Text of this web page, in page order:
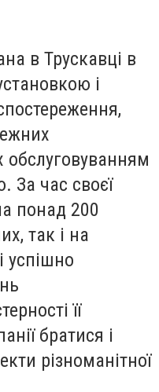
в Трускавці в
і
обслуговуванням
За час своєї
понад 200
так і на
успішно
її
братися і
різноманітної